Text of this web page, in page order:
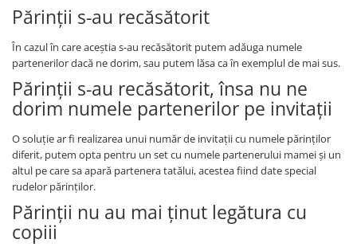
Părinții s-au recăsătorit
În cazul în care aceștia s-au recăsătorit putem adăuga numele
partenerilor dacă ne dorim, sau putem lăsa ca în exemplul de mai sus.
Părinții s-au recăsătorit, însa nu ne
dorim numele partenerilor pe invitații
O soluție ar fi realizarea unui număr de invitații cu numele părinților
diferit, putem opta pentru un set cu numele partenerului mamei și un
altul pe care sa apară partenera tatălui, acestea fiind date special
rudelor părinților.
Părinții nu au mai ținut legătura cu
copiii